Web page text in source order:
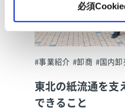
必須
#事業紹介 #卸商 #国内卸
東北の紙流通を支
できること